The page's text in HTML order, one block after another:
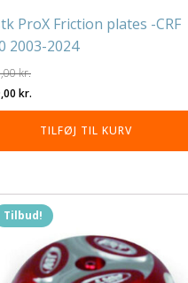
ProX Friction plates -CRF
2003-2024
kr.
kr.
aktuelle
pris
er:
TILFØJ TIL KURV
Tilbud!